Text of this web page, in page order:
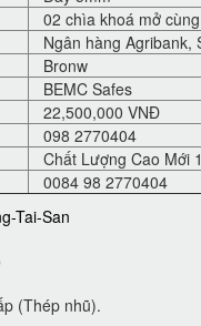
02 chìa khoá mở
Ngân hàng Agribank,
Bronw
BEMC Safes
22,500,000 VNĐ
098 2770404
Chất Lượng Cao Mới
0084 98 2770404
(Thép nhũ).